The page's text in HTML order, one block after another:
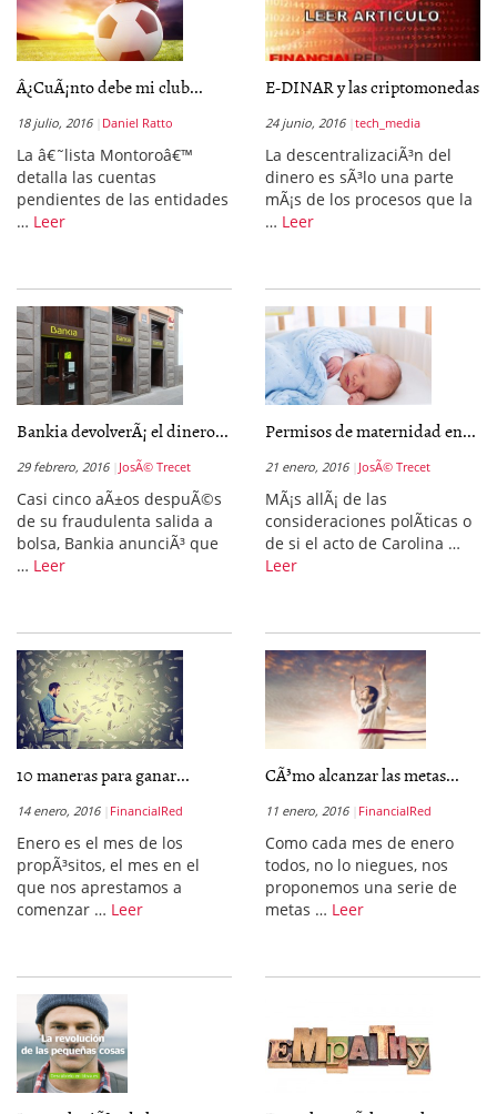
Â¿CuÃ¡nto debe mi club...
18 julio, 2016 Daniel Ratto
La â€˜lista Montoroâ€™
detalla las cuentas
pendientes de las entidades
… Leer
E-DINAR y las criptomonedas
24 junio, 2016 tech_media
La descentralizaciÃ³n del
dinero es sÃ³lo una parte
mÃ¡s de los procesos que la
… Leer
Bankia devolverÃ¡ el dinero...
29 febrero, 2016 JosÃ© Trecet
Casi cinco aÃ±os despuÃ©s
de su fraudulenta salida a
bolsa, Bankia anunciÃ³ que
… Leer
Permisos de maternidad en...
21 enero, 2016 JosÃ© Trecet
MÃ¡s allÃ¡ de las
consideraciones polÃ­ticas o
de si el acto de Carolina …
Leer
10 maneras para ganar...
14 enero, 2016 FinancialRed
Enero es el mes de los
propÃ³sitos, el mes en el
que nos aprestamos a
comenzar … Leer
CÃ³mo alcanzar las metas...
11 enero, 2016 FinancialRed
Como cada mes de enero
todos, no lo niegues, nos
proponemos una serie de
metas … Leer